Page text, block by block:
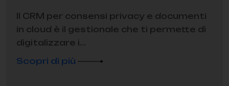
Il CRM per consensi privacy e documenti
in cloud è il gestionale che ti permette di
digitalizzare i...
Scopri di più